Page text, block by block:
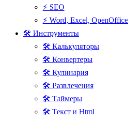
⚡ SEO
⚡ Word, Excel, OpenOffice
🛠 Инструменты
🛠 Калькуляторы
🛠 Конвертеры
🛠 Кулинария
🛠 Развлечения
🛠 Таймеры
🛠 Текст и Html